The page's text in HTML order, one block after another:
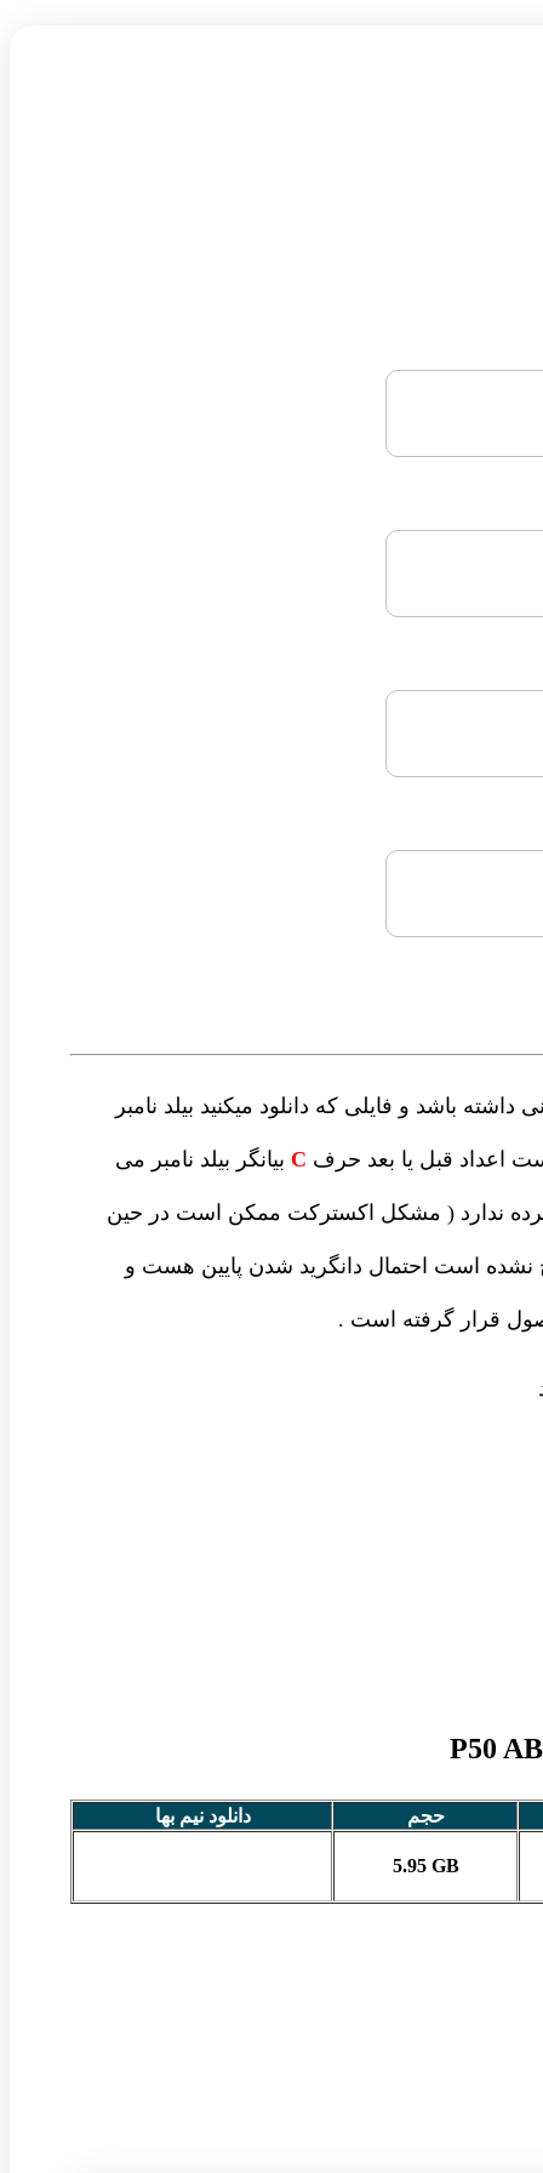
باشد و فایلی که دانلود میکنید بیلد نامبر
اعداد قبل یا بعد حرف C بیانگر بیلد نامبر می
ندارد ( مشکل اکسترکت ممکن است در حین
است احتمال دانگرید شدن پایین هست و
قرار گرفته است .
حجم دانلود نیم بها
5.95 GB